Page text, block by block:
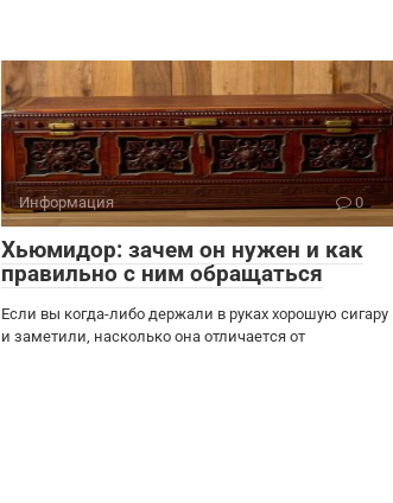
Информация 0
Хьюмидор: зачем он нужен и как
правильно с ним обращаться
Если вы когда-либо держали в руках хорошую сигару
и заметили, насколько она отличается от